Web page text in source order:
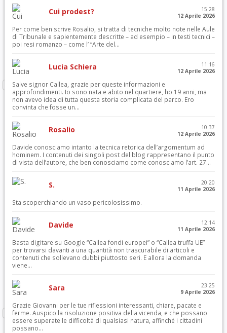
Cui prodest?
15:28
12 Aprile 2026
Per come ben scrive Rosalio, si tratta di tecniche molto note nelle Aule
di Tribunale e sapientemente descritte – ad esempio – in testi tecnici –
poi resi romanzo – come l’ “Arte del...
Lucia Schiera
11:16
12 Aprile 2026
Salve signor Callea, grazie per queste informazioni e
approfondimenti. Io sono nata e abito nel quartiere, ho 19 anni, ma
non avevo idea di tutta questa storia complicata del parco. Ero
convinta che fosse un...
Rosalio
10:37
12 Aprile 2026
Davide conosciamo intanto la tecnica retorica dell’argomentum ad
hominem. I contenuti dei singoli post del blog rappresentano il punto
di vista dell’autore, che ben conosciamo come conosciamo l’art. 27...
S.
20:20
11 Aprile 2026
Sta scoperchiando un vaso pericolosissimo.
Davide
12:14
11 Aprile 2026
Basta digitare su Google “Callea fondi europei” o “Callea truffa UE”
per trovarsi davanti a una quantità non trascurabile di articoli e
contenuti che sollevano dubbi piuttosto seri. E allora la domanda
viene...
Sara
23:25
9 Aprile 2026
Grazie Giovanni per le tue riflessioni interessanti, chiare, pacate e
ferme. Auspico la risoluzione positiva della vicenda, e che possano
essere superate le difficoltà di qualsiasi natura, affinché i cittadini
possano...